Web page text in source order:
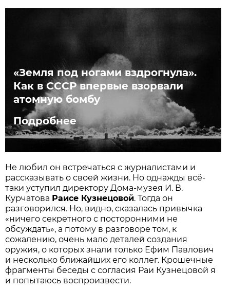
«Земля под ногами вздрогнула».
Как в СССР впервые взорвали
атомную бомбу
Подробнее
Не любил он встречаться с журналистами и
рассказывать о своей жизни. Но однажды всё-
таки уступил директору Дома-музея И. В.
Курчатова Раисе Кузнецовой. Тогда он
разговорился. Но, видно, сказалась привычка
«ничего секретного с посторонними не
обсуждать», а потому в разговоре том, к
сожалению, очень мало деталей создания
оружия, о которых знали только Ефим Павлович
и несколько ближайших его коллег. Крошечные
фрагменты беседы с согласия Раи Кузнецовой я
и попытаюсь воспроизвести.